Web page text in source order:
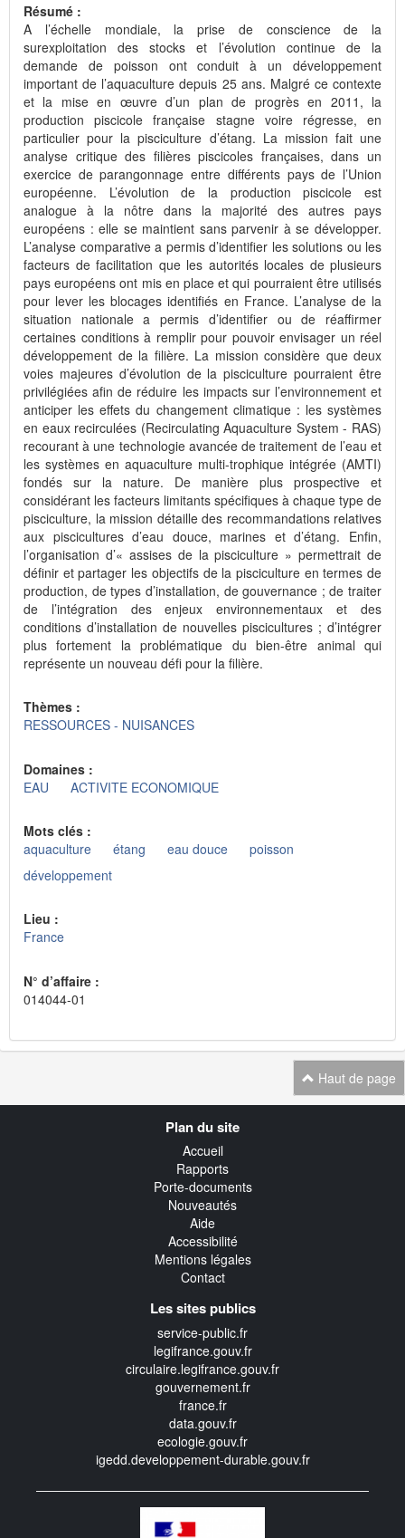
Résumé :
A l’échelle mondiale, la prise de conscience de la
surexploitation des stocks et l’évolution continue de la
demande de poisson ont conduit à un développement
important de l’aquaculture depuis 25 ans. Malgré ce contexte
et la mise en œuvre d’un plan de progrès en 2011, la
production piscicole française stagne voire régresse, en
particulier pour la pisciculture d’étang. La mission fait une
analyse critique des filières piscicoles françaises, dans un
exercice de parangonnage entre différents pays de l’Union
européenne. L’évolution de la production piscicole est
analogue à la nôtre dans la majorité des autres pays
européens : elle se maintient sans parvenir à se développer.
L’analyse comparative a permis d’identifier les solutions ou les
facteurs de facilitation que les autorités locales de plusieurs
pays européens ont mis en place et qui pourraient être utilisés
pour lever les blocages identifiés en France. L’analyse de la
situation nationale a permis d’identifier ou de réaffirmer
certaines conditions à remplir pour pouvoir envisager un réel
développement de la filière. La mission considère que deux
voies majeures d’évolution de la pisciculture pourraient être
privilégiées afin de réduire les impacts sur l’environnement et
anticiper les effets du changement climatique : les systèmes
en eaux recirculées (Recirculating Aquaculture System - RAS)
recourant à une technologie avancée de traitement de l’eau et
les systèmes en aquaculture multi-trophique intégrée (AMTI)
fondés sur la nature. De manière plus prospective et
considérant les facteurs limitants spécifiques à chaque type de
pisciculture, la mission détaille des recommandations relatives
aux piscicultures d’eau douce, marines et d’étang. Enfin,
l’organisation d’« assises de la pisciculture » permettrait de
définir et partager les objectifs de la pisciculture en termes de
production, de types d’installation, de gouvernance ; de traiter
de l’intégration des enjeux environnementaux et des
conditions d’installation de nouvelles piscicultures ; d’intégrer
plus fortement la problématique du bien-être animal qui
représente un nouveau défi pour la filière.
Thèmes :
RESSOURCES - NUISANCES
Domaines :
EAU
ACTIVITE ECONOMIQUE
Mots clés :
aquaculture
étang eau douce
poisson
développement
Lieu :
France
N° d’affaire :
014044-01
Haut de page
Plan du site
Accueil
Rapports
Porte-documents
Nouveautés
Aide
Accessibilité
Mentions légales
Contact
Les sites publics
service-public.fr
legifrance.gouv.fr
circulaire.legifrance.gouv.fr
gouvernement.fr
france.fr
data.gouv.fr
ecologie.gouv.fr
igedd.developpement-durable.gouv.fr